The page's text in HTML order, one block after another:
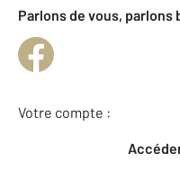
Parlons de vous, parlons
Votre compte :